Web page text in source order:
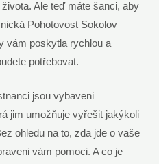
Ale teď máte šanci, aby
Pohotovost Sokolov –
vám poskytla rychlou a
potřebovat.
jsou vybaveni
jim umožňuje vyřešit jakýkoli
ohledu na to, zda jde o vaše
vám pomoci. A co je